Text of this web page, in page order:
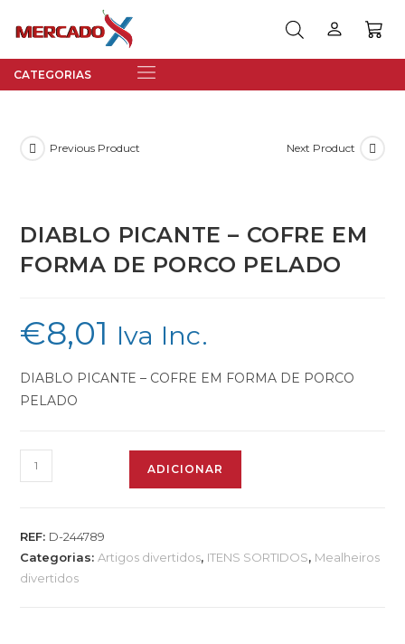
Previous Product Next Product
DIABLO PICANTE – COFRE EM
FORMA DE PORCO PELADO
€8,01 Iva Inc.
DIABLO PICANTE – COFRE EM FORMA DE PORCO
PELADO
ADICIONAR
REF: D-244789
Categorias: Artigos divertidos, ITENS SORTIDOS, Mealheiros
divertidos